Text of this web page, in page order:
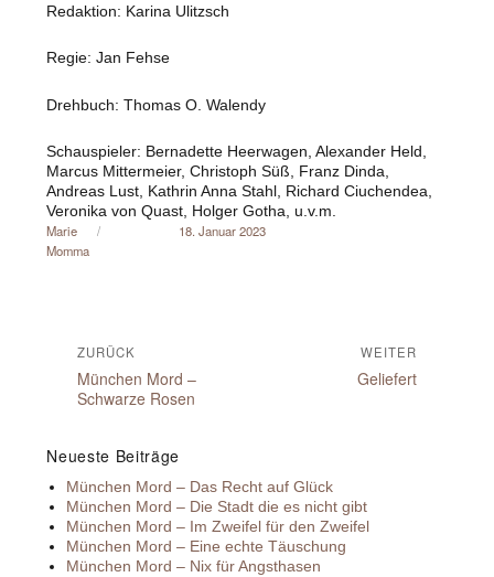
Redaktion: Karina Ulitzsch
Regie: Jan Fehse
Drehbuch: Thomas O. Walendy
Schauspieler: Bernadette Heerwagen, Alexander Held,
Marcus Mittermeier, Christoph Süß, Franz Dinda,
Andreas Lust, Kathrin Anna Stahl, Richard Ciuchendea,
Veronika von Quast, Holger Gotha, u.v.m.
Autor
Marie
Momma
Veröffentlicht am
18. Januar 2023
ZURÜCK
Vorheriger
Beitrag:
München Mord –
Schwarze Rosen
WEITER
Geliefert
Neueste Beiträge
München Mord – Das Recht auf Glück
München Mord – Die Stadt die es nicht gibt
München Mord – Im Zweifel für den Zweifel
München Mord – Eine echte Täuschung
München Mord – Nix für Angsthasen